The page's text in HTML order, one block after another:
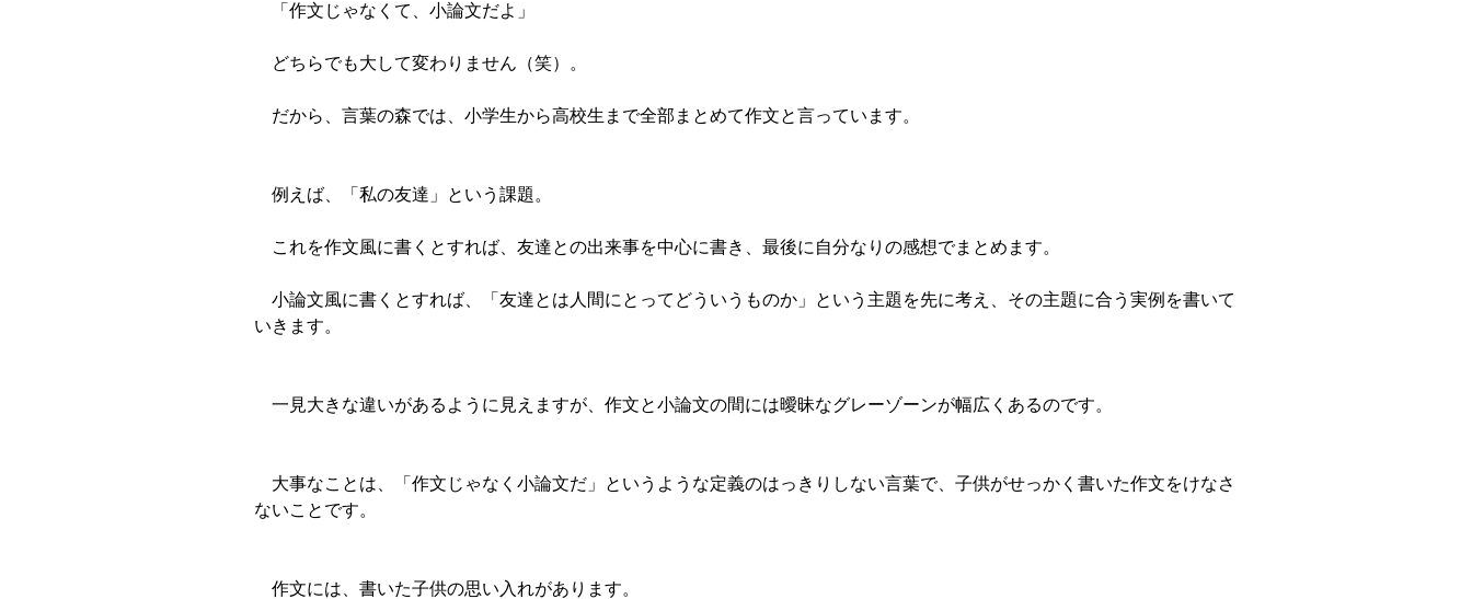
「作文じゃなくて、小論文だよ」
どちらでも大して変わりません（笑）。
だから、言葉の森では、小学生から高校生まで全部まとめて作文と言っています。
例えば、「私の友達」という課題。
これを作文風に書くとすれば、友達との出来事を中心に書き、最後に自分なりの感想でまとめます。
小論文風に書くとすれば、「友達とは人間にとってどういうものか」という主題を先に考え、その主題に合う実例を書いて
いきます。
一見大きな違いがあるように見えますが、作文と小論文の間には曖昧なグレーゾーンが幅広くあるのです。
大事なことは、「作文じゃなく小論文だ」というような定義のはっきりしない言葉で、子供がせっかく書いた作文をけなさ
ないことです。
作文には、書いた子供の思い入れがあります。